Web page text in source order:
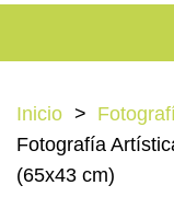
Inicio
Fotografía
(65x43 cm)